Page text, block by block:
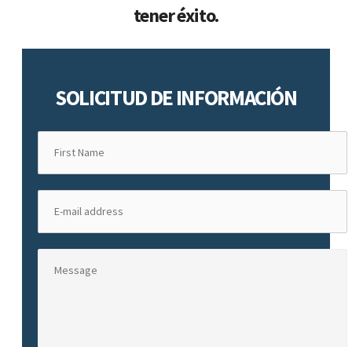
tener éxito.
SOLICITUD DE INFORMACIÓN